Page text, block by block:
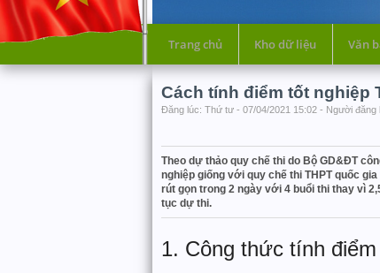
Trang chủ Kho dữ liệu Văn
Cách tính điểm tốt nghiệp
Đăng lúc: Thứ tư - 07/04/2021 15:02 - Người đăng
Theo dự thảo quy chế thi do Bộ GD&ĐT
nghiệp giống với quy chế thi THPT quốc
rút gọn trong 2 ngày với 4 buổi thi thay vì
tục dự thi.
1. Công thức tính